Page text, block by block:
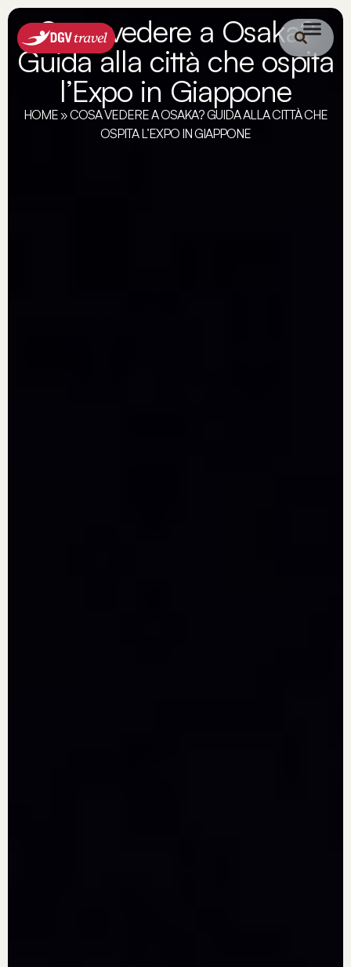
Cosa vedere a Osaka?
Guida alla città che ospita
l’Expo in Giappone
HOME »COSA VEDERE A OSAKA? GUIDA ALLA CITTÀ CHE
OSPITA L’EXPO IN GIAPPONE